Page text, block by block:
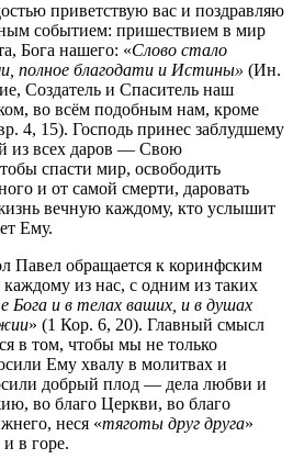
приветствую вас и поздравляю
событием: пришествием в мир
Бога нашего: «Слово стало
полное благодати и Истины» (Ин.
Создатель и Спаситель наш
во всём подобным нам, кроме
4, 15). Господь принес заблудшему
из всех даров — Свою
спасти мир, освободить
и от самой смерти, даровать
вечную каждому, кто услышит
Ему.
Павел обращается к коринфским
каждому из нас, с одним из таких
Бога и в телах ваших, и в душах
» (1 Кор. 6, 20). Главный смысл
в том, чтобы мы не только
Ему хвалу в молитвах и
добрый плод — дела любви и
во благо Церкви, во благо
неся «тяготы друг друга»
в горе.